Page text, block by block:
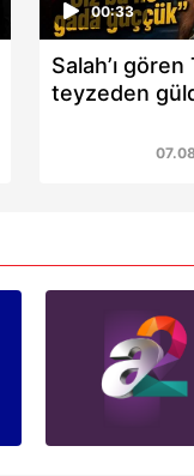
00:33
Salah’ı
teyzeden